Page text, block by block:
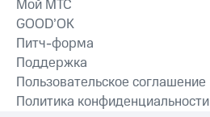
Мой МТС
GOOD’OK
Питч-форма
Поддержка
Пользовательское соглашение
Политика конфиденциальности